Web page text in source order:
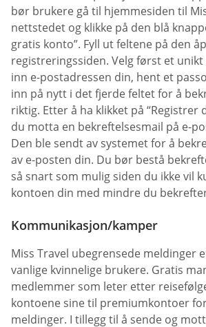
bør brukere gå til hjemmesiden til
nettstedet og klikke på den blå
gratis konto”. Fyll ut feltene på den
registreringssiden. Velg først et
inn e-postadressen din, hent et
inn på nytt i det fjerde feltet for å
riktig. Etter å ha klikket på “Registrer
du motta en bekreftelsesmail på e-
Den ble sendt av systemet for å
av e-posten din. Du bør bestå
så snart som mulig siden du ikke vil
kontoen din med mindre du
Kommunikasjon/kamper
Miss Travel ubegrensede meldinger
vanlige kvinnelige brukere. Gratis
medlemmer som leter etter
kontoene sine til premiumkontoer
meldinger. I tillegg til å sende og